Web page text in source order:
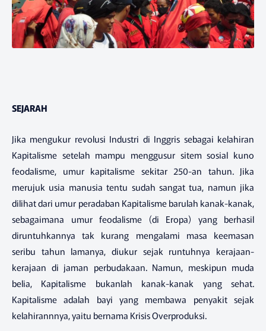
SEJARAH
Jika mengukur revolusi Industri di Inggris sebagai kelahiran
Kapitalisme setelah mampu menggusur sitem sosial kuno
feodalisme, umur kapitalisme sekitar 250-an tahun. Jika
merujuk usia manusia tentu sudah sangat tua, namun jika
dilihat dari umur peradaban Kapitalisme barulah kanak-kanak,
sebagaimana umur feodalisme (di Eropa) yang berhasil
diruntuhkannya tak kurang mengalami masa keemasan
seribu tahun lamanya, diukur sejak runtuhnya kerajaan-
kerajaan di jaman perbudakaan. Namun, meskipun muda
belia, Kapitalisme bukanlah kanak-kanak yang sehat.
Kapitalisme adalah bayi yang membawa penyakit sejak
kelahirannnya, yaitu bernama Krisis Overproduksi.